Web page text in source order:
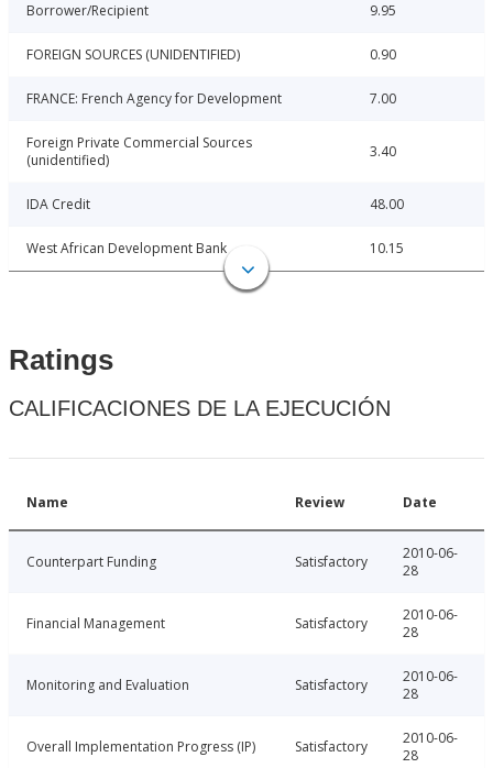
Borrower/Recipient 9.95
FOREIGN SOURCES (UNIDENTIFIED) 0.90
FRANCE: French Agency for Development 7.00
Foreign Private Commercial Sources
(unidentified)
3.40
IDA Credit 48.00
West African Development Bank 10.15
Ratings
CALIFICACIONES DE LA EJECUCIÓN
Name Review Date
Counterpart Funding Satisfactory
2010-06-
28
Financial Management Satisfactory
2010-06-
28
Monitoring and Evaluation Satisfactory
2010-06-
28
Overall Implementation Progress (IP) Satisfactory
2010-06-
28